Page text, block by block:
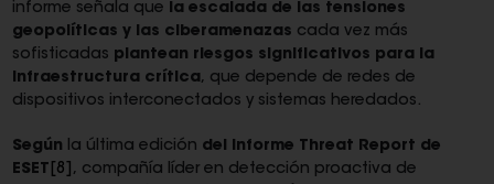
informe señala que la escalada de las tensiones
geopolíticas y las ciberamenazas cada vez más
sofisticadas plantean riesgos significativos para la
infraestructura crítica, que depende de redes de
dispositivos interconectados y sistemas heredados.
Según la última edición del informe Threat Report de
ESET
[8]
, compañía líder en detección proactiva de